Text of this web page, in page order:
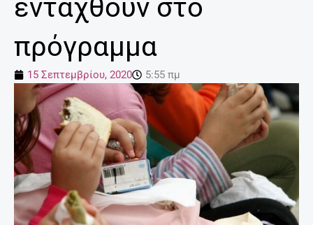
ενταχθούν στο
πρόγραμμα
15 Σεπτεμβρίου, 2020 5:55 πμ